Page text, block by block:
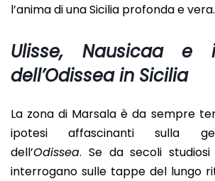
l’anima di una Sicilia profonda e vera.
Ulisse, Nausicaa e
dell’Odissea in Sicilia
La zona di Marsala è da sempre
ipotesi affascinanti sulla
dell’Odissea. Se da secoli
interrogano sulle tappe del lungo